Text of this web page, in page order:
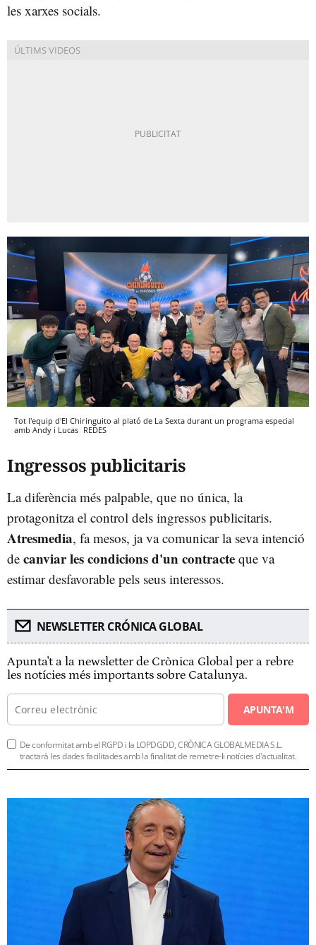
les xarxes socials.
Tot l'equip d'El Chiringuito al plató de La Sexta durant un programa especial
amb Andy i Lucas REDES
Ingressos publicitaris
La diferència més palpable, que no única, la
protagonitza el control dels ingressos publicitaris.
Atresmedia, fa mesos, ja va comunicar la seva intenció
de canviar les condicions d'un contracte que va
estimar desfavorable pels seus interessos.
NEWSLETTER CRÓNICA GLOBAL
Apunta't a la newsletter de Crònica Global per a rebre
les notícies més importants sobre Catalunya.
APUNTA'M
De conformitat amb el RGPD i la LOPDGDD, CRÒNICA GLOBALMEDIA S.L.
tractarà les dades facilitades amb la finalitat de remetre-li notícies d'actualitat.